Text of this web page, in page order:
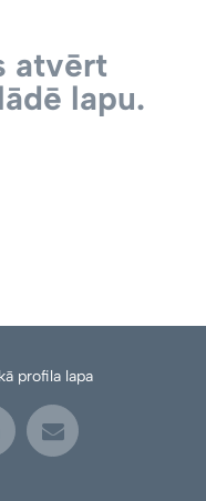
atvērt
lapu.
profila lapa